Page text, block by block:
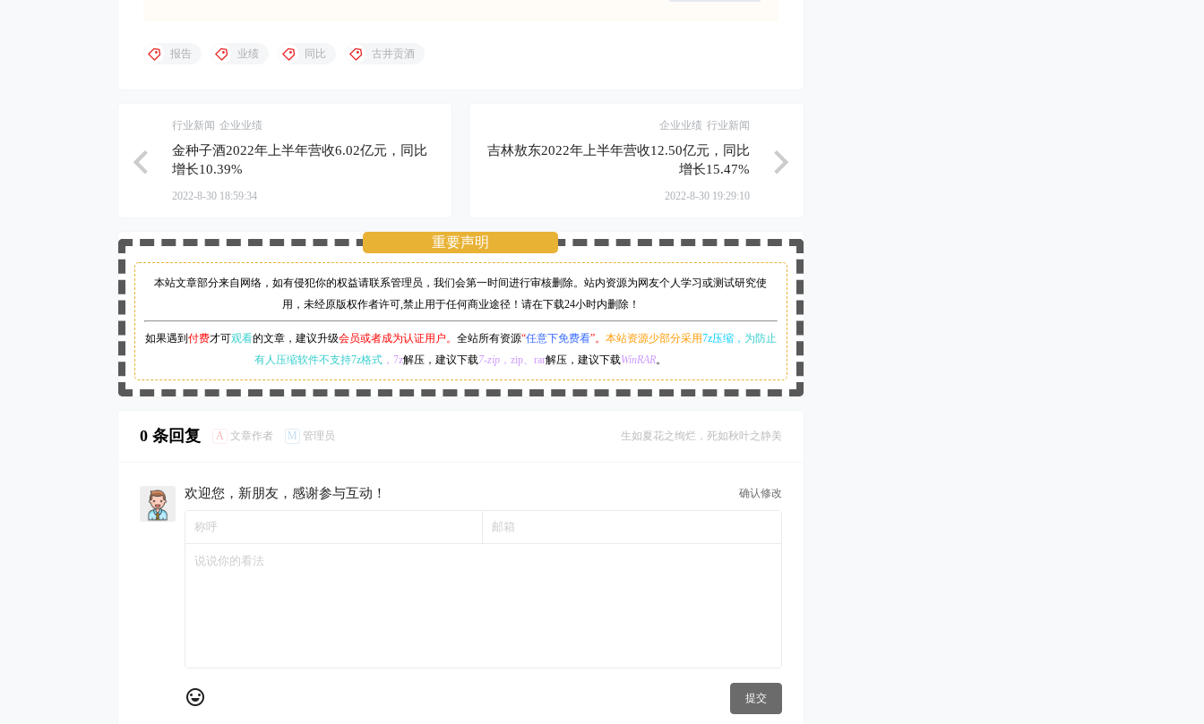
报告 业绩 同比 古井贡酒
行业新闻 企业业绩
金种子酒2022年上半年营收6.02亿元，同比
增长10.39%
2022-8-30 18:59:34
企业业绩 行业新闻
吉林敖东2022年上半年营收12.50亿元，同比
增长15.47%
2022-8-30 19:29:10
重要声明
本站文章部分来自网络，如有侵犯你的权益请联系管理员， 我们会第一时间进行审核删除。站内资源为网友个人学习或测试研究使
用，未经原版权作者许可,禁止用于任何商业途径！请在下载24小时内删除！
如果遇到 付费才可观看的文章，建议升级会员或者成为认证用户。 全站所有资源“任意下免费看”。 本站资源少部分采用7z压缩， 为防止
有人压缩软件不支持7z格式 ，7z解压，建议下载7-zip ，zip、rar解压，建议下载WinRAR。
0 条回复 A 文章作者 M 管理员 生如夏花之绚烂，死如秋叶之静美
欢迎您，新朋友，感谢参与互动！ 确认修改
提交